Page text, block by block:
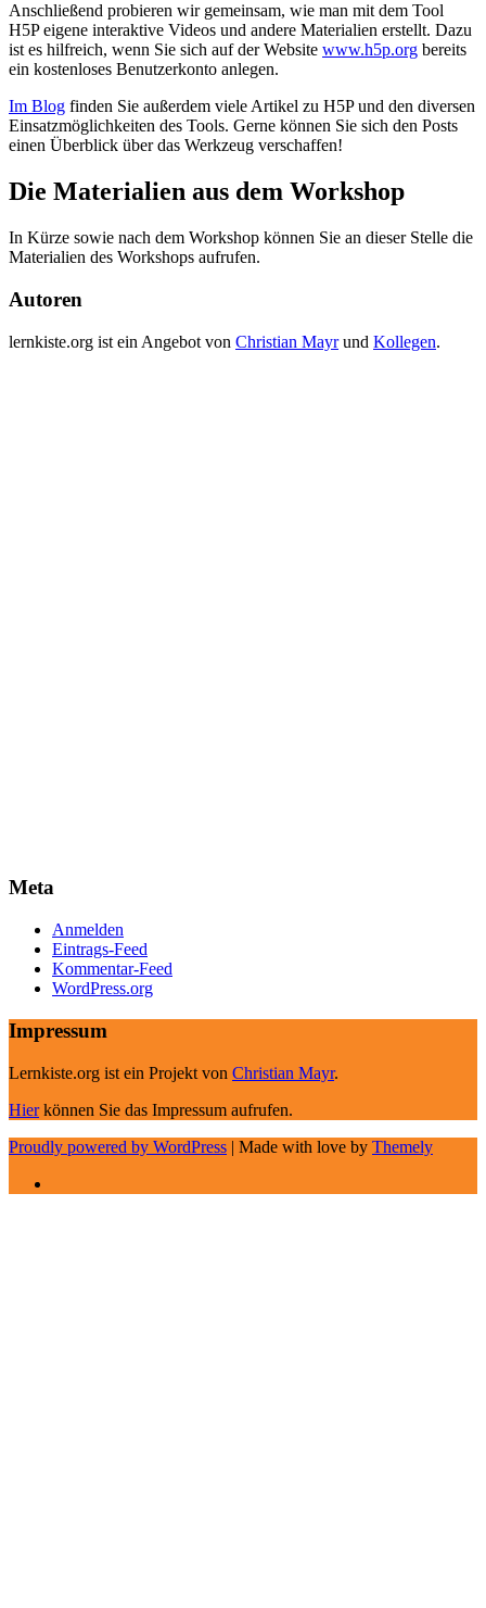
Anschließend probieren wir gemeinsam, wie man mit dem Tool
H5P eigene interaktive Videos und andere Materialien erstellt. Dazu
ist es hilfreich, wenn Sie sich auf der Website www.h5p.org bereits
ein kostenloses Benutzerkonto anlegen.
Im Blog finden Sie außerdem viele Artikel zu H5P und den diversen
Einsatzmöglichkeiten des Tools. Gerne können Sie sich den Posts
einen Überblick über das Werkzeug verschaffen!
Die Materialien aus dem Workshop
In Kürze sowie nach dem Workshop können Sie an dieser Stelle die
Materialien des Workshops aufrufen.
Autoren
lernkiste.org ist ein Angebot von Christian Mayrund Kollegen.
Meta
Anmelden
Eintrags-Feed
Kommentar-Feed
WordPress.org
Impressum
Lernkiste.org ist ein Projekt von Christian Mayr.
Hierkönnen Sie das Impressum aufrufen.
Proudly powered by WordPress | Made with love by Themely